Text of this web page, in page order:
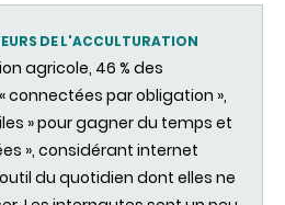
DE L'ACCULTURATION
agricole, 46 % des
connectées par obligation »,
» pour gagner du temps et
», considérant internet
du quotidien dont elles ne